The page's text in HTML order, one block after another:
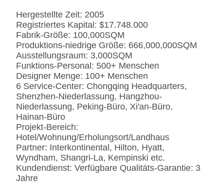
Hergestellte Zeit: 2005
Registriertes Kapital: $17.748.000
Fabrik-Größe: 100,000SQM
Produktions-niedrige Größe: 666,000,000SQM
Ausstellungsraum: 3,000SQM
Funktions-Personal: 500+ Menschen
Designer Menge: 100+ Menschen
6 Service-Center: Chongqing Headquarters,
Shenzhen-Niederlassung, Hangzhou-
Niederlassung, Peking-Büro, Xi'an-Büro,
Hainan-Büro
Projekt-Bereich:
Hotel/Wohnung/Erholungsort/Landhaus
Partner: Interkontinental, Hilton, Hyatt,
Wyndham, Shangri-La, Kempinski etc.
Kundendienst: Verfügbare Qualitäts-Garantie: 3
Jahre